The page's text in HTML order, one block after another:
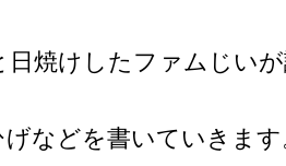
日焼けしたファムじい
げなどを書いていきます